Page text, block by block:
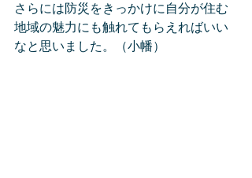
さらには防災をきっかけに自分が住む
地域の魅力にも触れてもらえればいい
なと思いました。（小幡）